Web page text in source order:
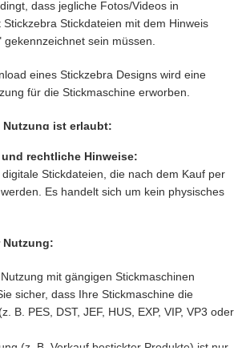
einzigartig sind und nie vergessen werden.
Kissen, Taschenund vieles mehr
mit DeinerKreativität.
. Du hast jetzt ganz sicher noch genialere
Fantasie freien Lauf.
Du, die wundervolle Datei
dass jegliche Fotos/Videos in
Stickdateien mit dem Hinweis
gekennzeichnet sein müssen.
eines Stickzebra Designs wird eine
für die Stickmaschine erworben.
Nutzung ist erlaubt:
Produkt, das mit einer Stickmaschine
ein Produkt, das mit einer Stickzebra
als Geschenk oder Spende dienen sollen.
mit einer Stickmaschine hergestellt worden
mit einer Stickzebra Stickdatei bestickt
den Stickdateien sind verboten.
jegliche andere Maschinen wie z. B. Plotter.
rechtliche Hinweise:
Stickdateien, die nach dem Kauf per
Es handelt sich um kein physisches
Nutzung:
mit gängigen Stickmaschinen
sicher, dass Ihre Stickmaschine die
B. PES, DST, JEF, HUS, EXP, VIP, VP3 oder
(z. B. Verkauf bestickter Produkte) ist nur